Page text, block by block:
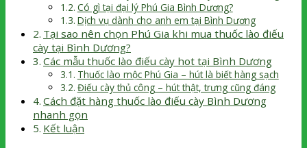
Có gì tại đại lý Phú Gia Bình Dương?
Dịch vụ dành cho anh em tại Bình Dương
Tại sao nên chọn Phú Gia khi mua thuốc lào điếu
cày tại Bình Dương?
Các mẫu thuốc lào điếu cày hot tại Bình Dương
Thuốc lào mộc Phú Gia – hút là biết hàng sạch
Điếu cày thủ công – hút thật, trưng cũng đáng
Cách đặt hàng thuốc lào điếu cày Bình Dương
nhanh gọn
Kết luận